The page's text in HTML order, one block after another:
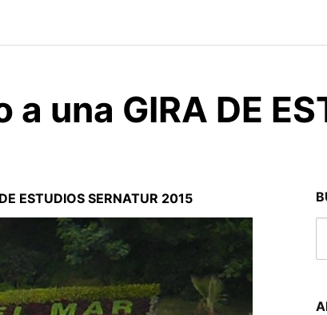
una GIRA DE
ESTUDIOS SERNATUR 2015